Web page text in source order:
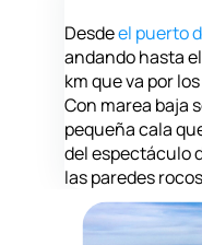
Desdeel puerto
andando hasta
km que va por
Con marea baja
pequeña cala
del espectáculo
las paredes